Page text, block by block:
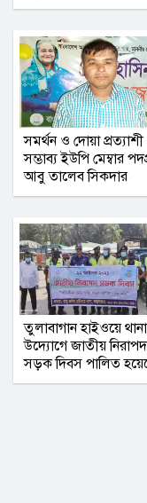
সমর্থন ও দোয়া প্রত্যাশী
সম্ভাব্য ইউপি মেম্বার
আবু তালেব সিকদার
তুলাবাগান হাইওয়ে
উদ্যোগে জাতীয় নিরাপদ
সড়ক দিবস পালিত